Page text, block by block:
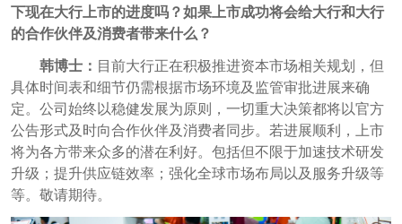
下现在大行上市的进度吗？如果上市成功将会给大行和大行
的合作伙伴及消费者带来什么？
韩博士： 目前大行正在积极推进资本市场相关规划，但
具体时间表和细节仍需根据市场环境及监管审批进展来确
定。公司始终以稳健发展为原则，一切重大决策都将以官方
公告形式及时向合作伙伴及消费者同步。若进展顺利，上市
将为各方带来众多的潜在利好。包括但不限于加速技术研发
升级；提升供应链效率；强化全球市场布局以及服务升级等
等。敬请期待。